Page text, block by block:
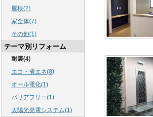
屋根(2)
家全体(7)
その他(1)
テーマ別リフォーム
耐震(4)
エコ・省エネ(8)
オール電化(1)
バリアフリー(1)
太陽光発電システム(1)